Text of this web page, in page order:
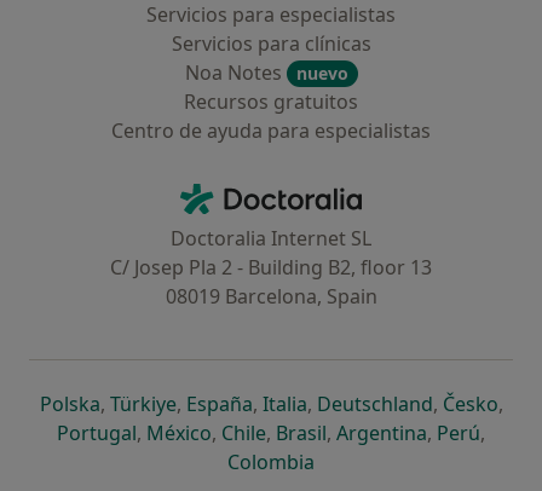
Servicios para especialistas
Servicios para clínicas
Noa Notes
nuevo
Recursos gratuitos
Centro de ayuda para especialistas
Doctoralia - Página de inicio
Doctoralia Internet SL
C/ Josep Pla 2 - Building B2, floor 13
08019 Barcelona, Spain
Polskase abre en una nueva pestaña
, Türkiyese abre en una nueva pestaña
, Españase abre en una nueva pestaña
, Italiase abre en una nueva
, Deutschlandse abre en
, Českose
,
Portugalse abre en una nueva pestaña
, Méxicose abre en una nueva pestaña
, Chilese abre en una nueva pestaña
, Brasilse abre en una nueva
, Argentinase abre en
, Perúse
,
Colombia